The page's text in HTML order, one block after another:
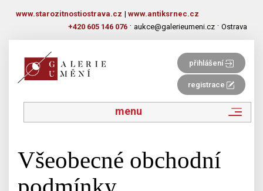
www.starozitnostiostrava.cz | www.antiksrnec.cz
+420 605 146 076 · aukce@galerieumeni.cz · Ostrava
přihlášení
registrace
menu
Všeobecné obchodní